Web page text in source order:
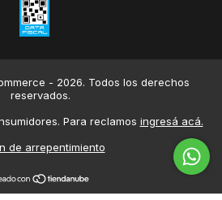
- 2026. Todos los derechos
reservados.
Para reclamos ingresá acá.
de arrepentimiento